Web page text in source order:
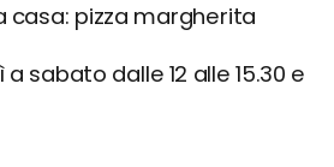
casa: pizza margherita
sabato dalle 12 alle 15.30 e